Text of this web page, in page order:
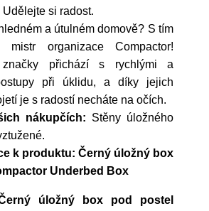
si radost.
a útulném domově? S tím
mistr organizace Compactor!
přichází s rychlými a
při úklidu, a díky jejich
je s radostí necháte na očích.
nákupčích: Stěny úložného
k produktu: Černý úložný box
Underbed Box
úložný box pod postel